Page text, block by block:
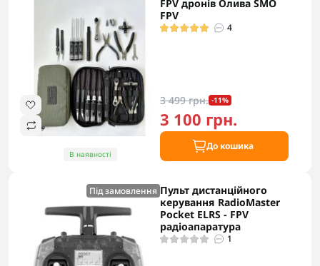
В наявності
FPV дронів Олива SMO
FPV
4
3 499 грн. -11%
3 100 грн.
До кошика
Під замовлення Пульт дистанційного
керування RadioMaster
Pocket ELRS - FPV
радіоапаратура
1